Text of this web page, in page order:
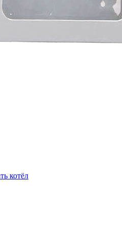
котёл